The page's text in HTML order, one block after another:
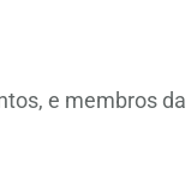
e membros da